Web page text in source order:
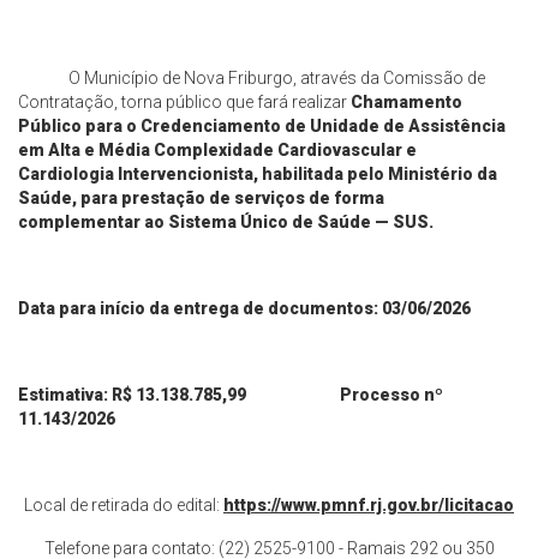
O Município de Nova Friburgo, através da Comissão de
Contratação, torna público que fará realizar Chamamento
Público para o Credenciamento de Unidade de Assistência
em Alta e Média Complexidade Cardiovascular e
Cardiologia Intervencionista, habilitada pelo Ministério da
Saúde, para prestação de serviços de forma
complementar ao Sistema Único de Saúde — SUS.
Data para início da entrega de documentos: 03/06/2026
Estimativa: R$ 13.138.785,99
Processo nº
11.143/2026
Local de retirada do edital: https://www.pmnf.rj.gov.br/licitacao
Telefone para contato: (22) 2525-9100 - Ramais 292 ou 350